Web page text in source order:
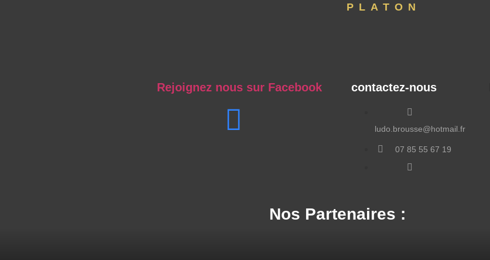
PLATON
Rejoignez nous sur Facebook contactez-nous
ludo.brousse@hotmail.fr
07 85 55 67 19
Nos Partenaires :